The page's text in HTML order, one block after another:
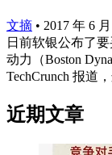
文摘 • 2017 年 6 月
日前软银公布了
动力（Boston
TechCrunch 报道
近期文章